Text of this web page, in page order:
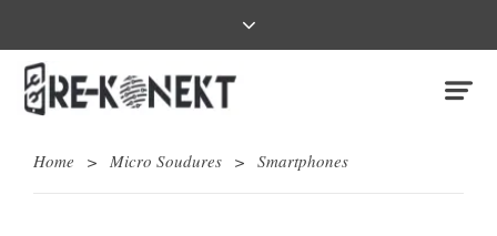
Home > Micro Soudures > Smartphones